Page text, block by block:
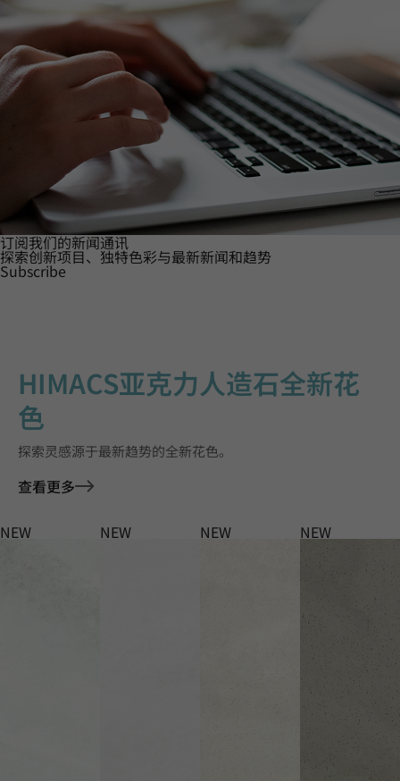
订阅我们的新闻通讯
探索创新项目、独特色彩与最新新闻和趋势
Subscribe
HIMACS亚克力人造石全新花
色
探索灵感源于最新趋势的全新花色。
查看更多
NEW NEW NEW NEW